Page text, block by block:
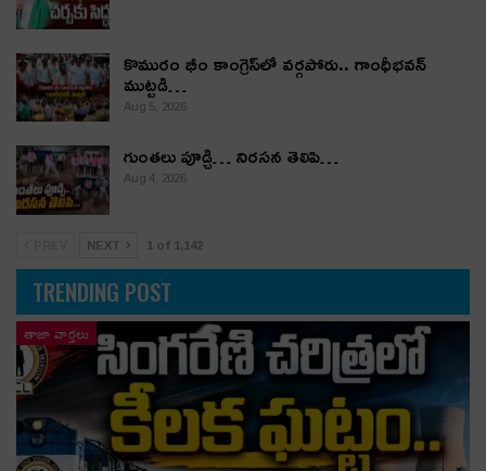
కొమురం భీం కాంగ్రెస్‌లో వర్గపోరు.. గాంధీభవన్
ముట్టడి…
Aug 5, 2026
గుంతలు పూడ్చి… నిరసన తెలిపి…
Aug 4, 2026
NEXT 1 of 1,142
TRENDING POST
తాజా వార్తలు